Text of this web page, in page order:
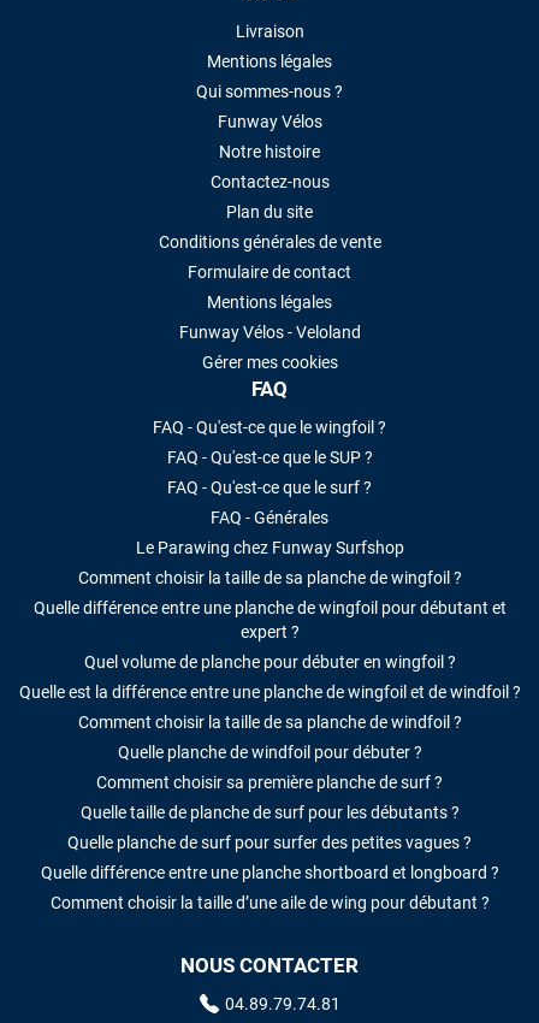
Livraison
Mentions légales
Qui sommes-nous ?
Funway Vélos
Notre histoire
Contactez-nous
Plan du site
Conditions générales de vente
Formulaire de contact
Mentions légales
Funway Vélos - Veloland
Gérer mes cookies
FAQ
FAQ - Qu'est-ce que le wingfoil ?
FAQ - Qu'est-ce que le SUP ?
FAQ - Qu'est-ce que le surf ?
FAQ - Générales
Le Parawing chez Funway Surfshop
Comment choisir la taille de sa planche de wingfoil ?
Quelle différence entre une planche de wingfoil pour débutant et
expert ?
Quel volume de planche pour débuter en wingfoil ?
Quelle est la différence entre une planche de wingfoil et de windfoil ?
Comment choisir la taille de sa planche de windfoil ?
Quelle planche de windfoil pour débuter ?
Comment choisir sa première planche de surf ?
Quelle taille de planche de surf pour les débutants ?
Quelle planche de surf pour surfer des petites vagues ?
Quelle différence entre une planche shortboard et longboard ?
Comment choisir la taille d’une aile de wing pour débutant ?
NOUS CONTACTER
04.89.79.74.81